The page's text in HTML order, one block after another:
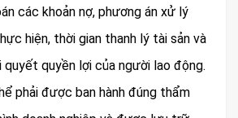
các khoản nợ, phương án xử lý
hiện, thời gian thanh lý tài sản và
quyền lợi của người lao động.
phải được ban hành đúng thẩm